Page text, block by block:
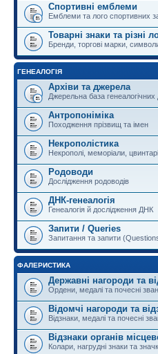
Спортивні емблеми
Емблеми та лого спортивних
Товарні знаки та різні
Бренди, торгові марки,
ГЕНЕАЛОГІЯ
Архіви та джерела
Джерельна база генеалогічних
Антропоніміка
Походження прізвищ та імен
Некрополістика
Некрополі, меморіали, цвинтарі
Родоводи
Дослідження родоводів
ДНК-генеалогія
Генеалогія й дослідження ДНК
Запити / Queries
Запитання та запити
ФАЛЕРИСТИКА
Державні нагороди та
Ордени, медалі та почесні
Відомчі нагороди та
Відзнаки, медалі та почесні
Відзнаки органів
Колари, нагрудні знаки та